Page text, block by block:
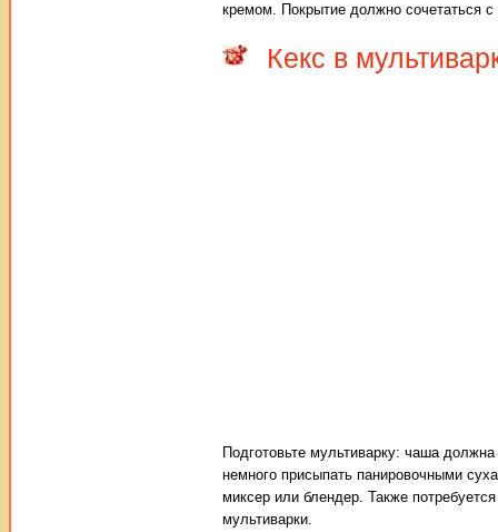
кремом. Покрытие должно сочетаться
Кекс в
Подготовьте мультиварку: чаша
немного присыпать панировочными
миксер или блендер. Также
мультиварки.